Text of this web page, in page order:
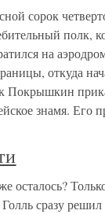
сорок
полк,
на
откуда
Покрышкин
знамя. Его
осталось?
сразу решил